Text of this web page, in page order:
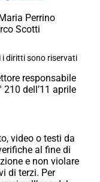
Perrino
Scotti
i diritti sono riservati
responsabile
dell’11 aprile
video o testi da
al fine di
e non violare
di terzi. Per